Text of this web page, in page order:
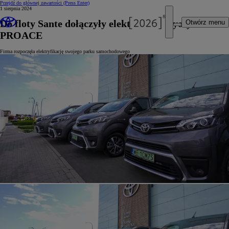
Przejdź do głównej zawartości (Press Enter)
Otwórz menu
1 sierpnia 2024
Do floty Sante dołączyły elektryczne Toyoty
PROACE
Firma rozpoczęła elektryfikację swojego parku samochodowego